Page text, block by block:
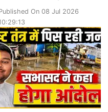
On 08 Jul 2026